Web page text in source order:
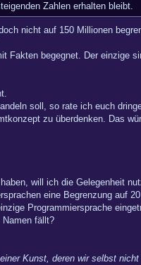
Zahlen erhalten bleibt.
nicht auf 150 Millionen
Fakten begegnet. Der
soll, so rate ich euch
zu überdenken. Das
will ich die Gelegenheit
eine Begrenzung auf
Programmiersprache
fällt?
Kunst, deren wir selbst